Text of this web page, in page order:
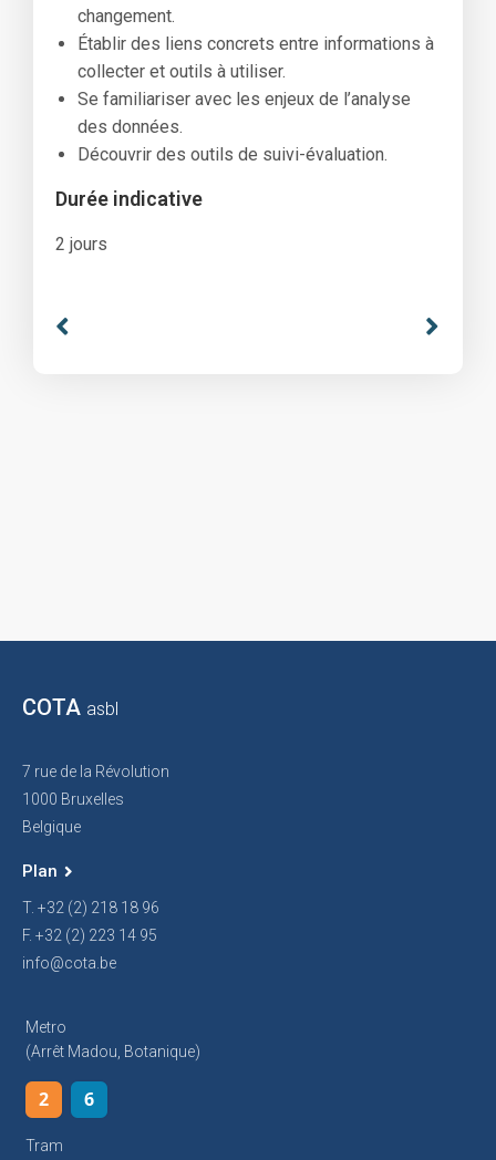
changement.
Établir des liens concrets entre informations à
collecter et outils à utiliser.
Se familiariser avec les enjeux de l’analyse
des données.
Découvrir des outils de suivi-évaluation.
Durée indicative
2 jours
COTA asbl
7 rue de la Révolution
1000 Bruxelles
Belgique
Plan
T. +32 (2) 218 18 96
F. +32 (2) 223 14 95
info@cota.be
Metro
(arrêt Madou, Botanique)
2 6
Tram